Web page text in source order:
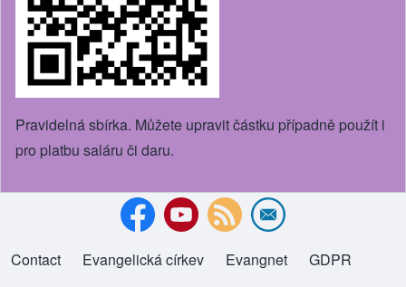
Pravidelná sbírka. Můžete upravit částku případně použít i
pro platbu saláru či daru.
Footer menu
Contact Evangelická církev
(opens in new tab) Evangnet
(opens in new tab)
GDPR